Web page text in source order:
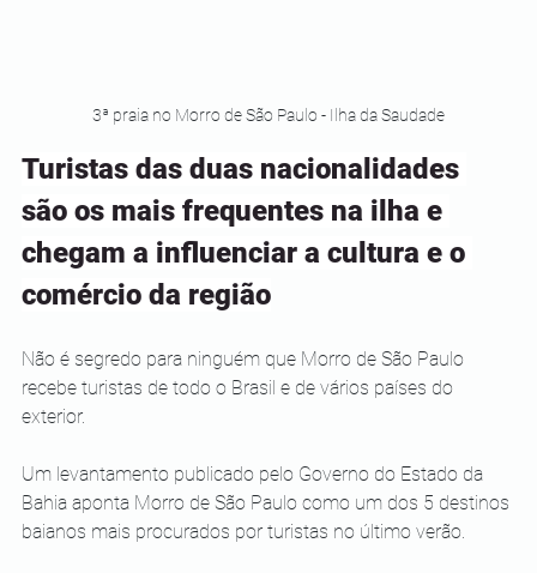
3ª praia no Morro de São Paulo - Ilha da Saudade
Turistas das duas nacionalidades
são os mais frequentes na ilha e
chegam a influenciar a cultura e o
comércio da região
Não é segredo para ninguém que Morro de São Paulo
recebe turistas de todo o Brasil e de vários países do
exterior.
Um levantamento publicado pelo Governo do Estado da
Bahia aponta Morro de São Paulo como um dos 5 destinos
baianos mais procurados por turistas no último verão.